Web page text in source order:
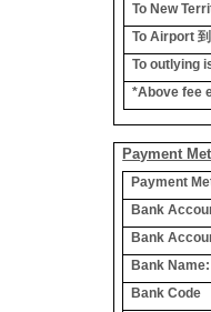
To New
To Airport
To outlying
*Above fee
Payment
Payment
Bank
Bank
Bank Name:
Bank Code